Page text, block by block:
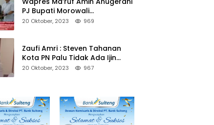
PJ Bupati Morowali
Penghargaan Paritrana Award
20 Oktober, 2023 969
Zaufi Amri : Steven Tahanan
Kota PN Palu Tidak Ada Ijin
Keluar Kota
20 Oktober, 2023 967